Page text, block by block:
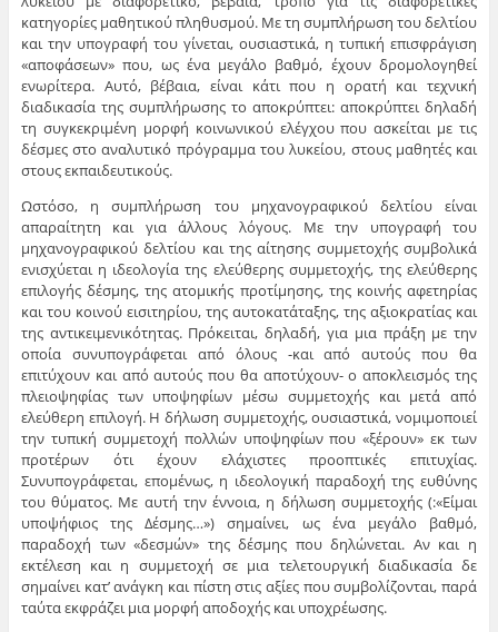
κατηγορίες μαθητικού πληθυσμού. Με τη συμπλήρωση του δελτίου
και την υπογραφή του γίνεται, ουσιαστικά, η τυπική επισφράγιση
«αποφάσεων» που, ως ένα μεγάλο βαθμό, έχουν δρομολογηθεί
ενωρίτερα. Αυτό, βέβαια, είναι κάτι που η ορατή και τεχνική
διαδικασία της συμπλήρωσης το αποκρύπτει: αποκρύπτει δηλαδή
τη συγκεκριμένη μορφή κοινωνικού ελέγχου που ασκείται με τις
δέσμες στο αναλυτικό πρόγραμμα του λυκείου, στους μαθητές και
στους εκπαιδευτικούς.
Ωστόσο, η συμπλήρωση του μηχανογραφικού δελτίου είναι
απαραίτητη και για άλλους λόγους. Με την υπογραφή του
μηχανογραφικού δελτίου και της αίτησης συμμετοχής συμβολικά
ενισχύεται η ιδεολογία της ελεύθερης συμμετοχής, της ελεύθερης
επιλογής δέσμης, της ατομικής προτίμησης, της κοινής αφετηρίας
και του κοινού εισιτηρίου, της αυτοκατάταξης, της αξιοκρατίας και
της αντικειμενικότητας. Πρόκειται, δηλαδή, για μια πράξη με την
οποία συνυπογράφεται από όλους -και από αυτούς που θα
επιτύχουν και από αυτούς που θα αποτύχουν- ο αποκλεισμός της
πλειοψηφίας των υποψηφίων μέσω συμμετοχής και μετά από
ελεύθερη επιλογή. Η δήλωση συμμετοχής, ουσιαστικά, νομιμοποιεί
την τυπική συμμετοχή πολλών υποψηφίων που «ξέρουν» εκ των
προτέρων ότι έχουν ελάχιστες προοπτικές επιτυχίας.
Συνυπογράφεται, επομένως, η ιδεολογική παραδοχή της ευθύνης
του θύματος. Με αυτή την έννοια, η δήλωση συμμετοχής (:«Είμαι
υποψήφιος της Δέσμης…») σημαίνει, ως ένα μεγάλο βαθμό,
παραδοχή των «δεσμών» της δέσμης που δηλώνεται. Αν και η
εκτέλεση και η συμμετοχή σε μια τελετουργική διαδικασία δε
σημαίνει κατ’ ανάγκη και πίστη στις αξίες που συμβολίζονται, παρά
ταύτα εκφράζει μια μορφή αποδοχής και υποχρέωσης.